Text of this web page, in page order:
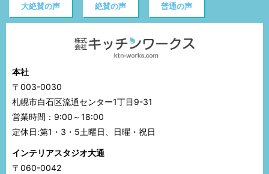
大絶賛の声 絶賛の声 普通の声
本社
〒003-0030
札幌市白石区流通センター1丁目9-31
営業時間：9:00～18:00
定休日:第1・3・5土曜日、日曜・祝日
インテリアスタジオ大通
〒060-0042